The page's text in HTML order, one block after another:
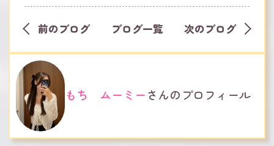
もち ムーミーさんのプロフィール
前のブログ ブログ一覧 次のブログ